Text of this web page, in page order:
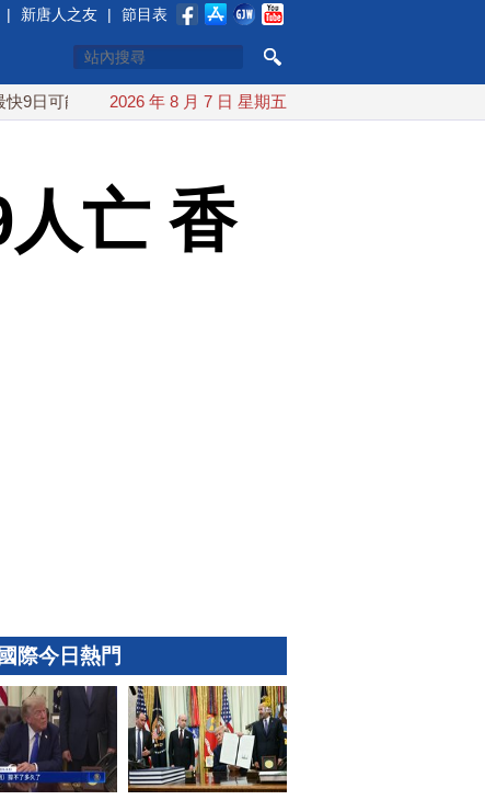
| 新唐人之友 | 節目表
登陸中國 台灣漢光首結合城鎮演習 AIT連續發文讚「韌性
2026 年 8 月 7 日 星期五
亡 香
國際今日熱門